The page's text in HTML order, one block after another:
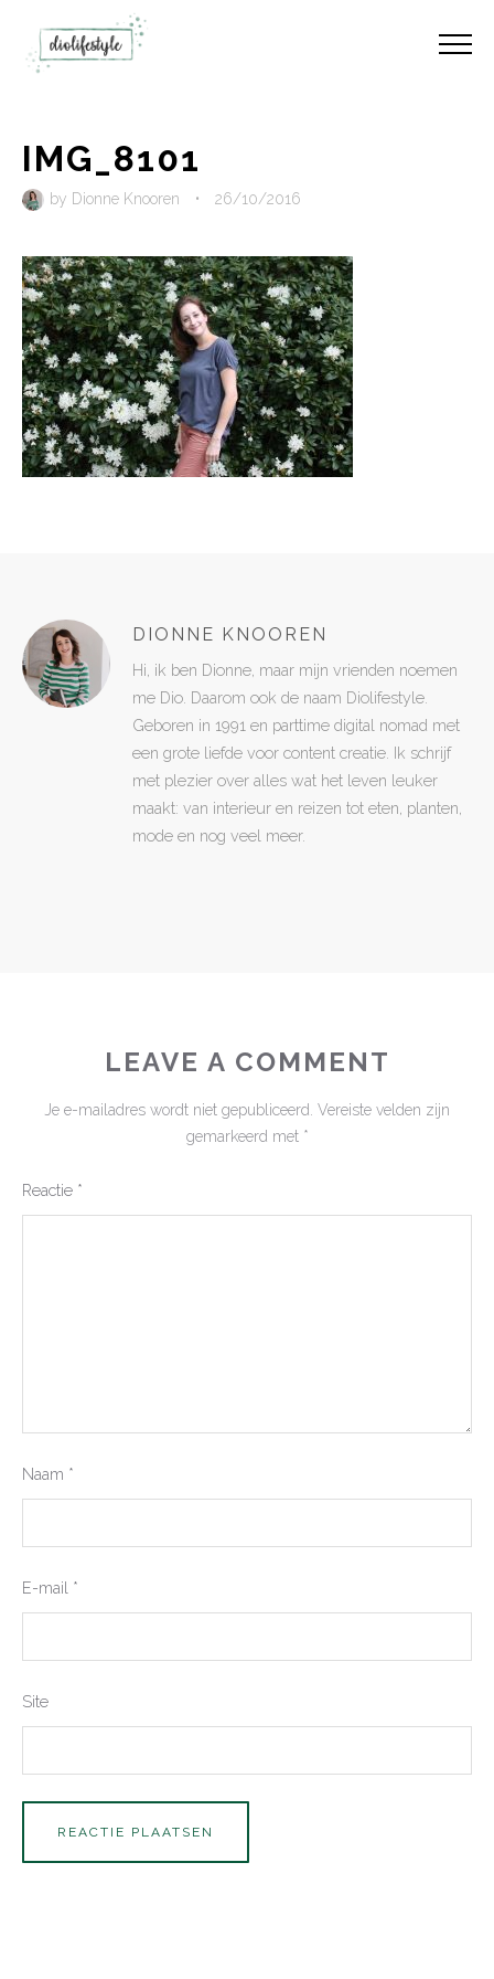
IMG_8101
by Dionne Knooren • 26/10/2016
DIONNE KNOOREN
Hi, ik ben Dionne, maar mijn vrienden noemen
me Dio. Daarom ook de naam Diolifestyle.
Geboren in 1991 en parttime digital nomad met
een grote liefde voor content creatie. Ik schrijf
met plezier over alles wat het leven leuker
maakt: van interieur en reizen tot eten, planten,
mode en nog veel meer.
LEAVE A COMMENT
Je e-mailadres wordt niet gepubliceerd. Vereiste velden zijn
gemarkeerd met *
Reactie *
Naam *
E-mail *
Site